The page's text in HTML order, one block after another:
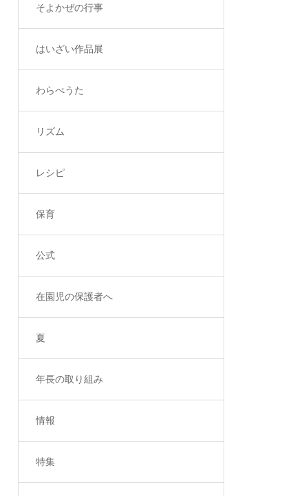
そよかぜの行事
はいざい作品展
わらべうた
リズム
レシピ
保育
公式
在園児の保護者へ
夏
年長の取り組み
情報
特集